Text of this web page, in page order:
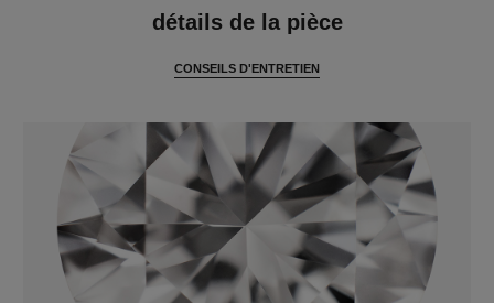
détails de la pièce
CONSEILS D'ENTRETIEN